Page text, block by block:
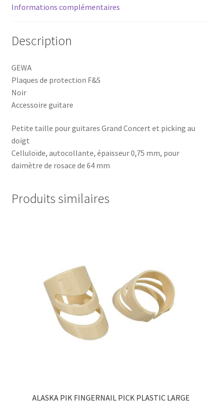
Informations complémentaires
Description
GEWA
Plaques de protection F&S
Noir
Accessoire guitare
Petite taille pour guitares Grand Concert et picking au
doigt
Celluloïde, autocollante, épaisseur 0,75 mm, pour
daimètre de rosace de 64 mm
Produits similaires
ALASKA PIK FINGERNAIL PICK PLASTIC LARGE